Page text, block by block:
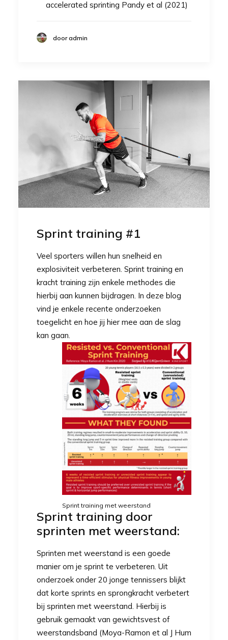
accelerated sprinting Pandy et al (2021)
door admin
Sprint training #1
Veel sporters willen hun snelheid en
explosiviteit verbeteren. Sprint training en
kracht training zijn enkele methodes die
hierbij aan kunnen bijdragen. In deze blog
vind je enkele recente onderzoeken
toegelicht en hoe jij hier mee aan de slag
kan gaan.
Sprint training met weerstand
Sprint training door
sprinten met weerstand:
Sprinten met weerstand is een goede
manier om je sprint te verbeteren. Uit
onderzoek onder 20 jonge tennissers blijkt
dat korte sprints en sprongkracht verbetert
bij sprinten met weerstand. Hierbij is
gebruik gemaakt van gewichtsvest of
weerstandsband (Moya-Ramon et al J Hum